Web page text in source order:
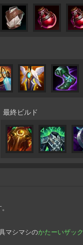
最終ビルド
マシマシのかたーいザック